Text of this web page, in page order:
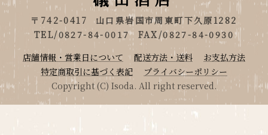
〒742-0417
山口県岩国市周東町下久原1282
TEL/0827-84-0017
FAX/0827-84-0930
店舗情報・営業日について
配送方法・送料
お支払方法
特定商取引に基づく表記
プライバシーポリシー
Copyright (C) Isoda. All right reserved.